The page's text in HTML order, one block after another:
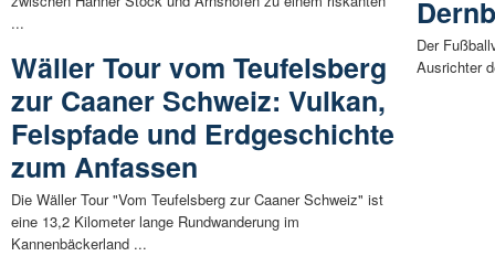
...
Wäller Tour vom Teufelsberg
zur Caaner Schweiz: Vulkan,
Felspfade und Erdgeschichte
zum Anfassen
Die Wäller Tour "Vom Teufelsberg zur Caaner Schweiz" ist
eine 13,2 Kilometer lange Rundwanderung im
Kannenbäckerland ...
Der
Ausrichter